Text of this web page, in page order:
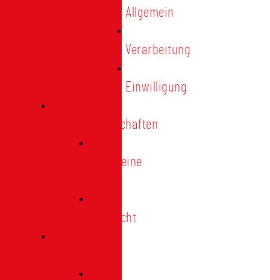
Allgemein
Verarbeitung
Einwilligung
Tischgemeinschaften
Allgemeine
Übersicht